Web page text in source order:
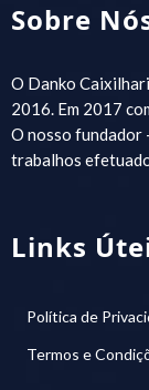
Sobre
O Danko
2016. Em 2017
O nosso fundador
trabalhos
Links
Política de
Termos e